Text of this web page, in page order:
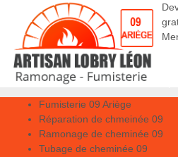
Fumisterie 09 Ariège
Réparation de chmeinée 09
Ramonage de cheminée 09
Tubage de cheminée 09